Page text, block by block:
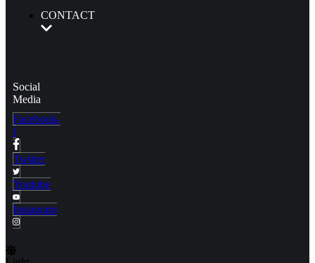
CONTACT
Social
Media
Facebook-
f
Twitter
Youtube
Instagram